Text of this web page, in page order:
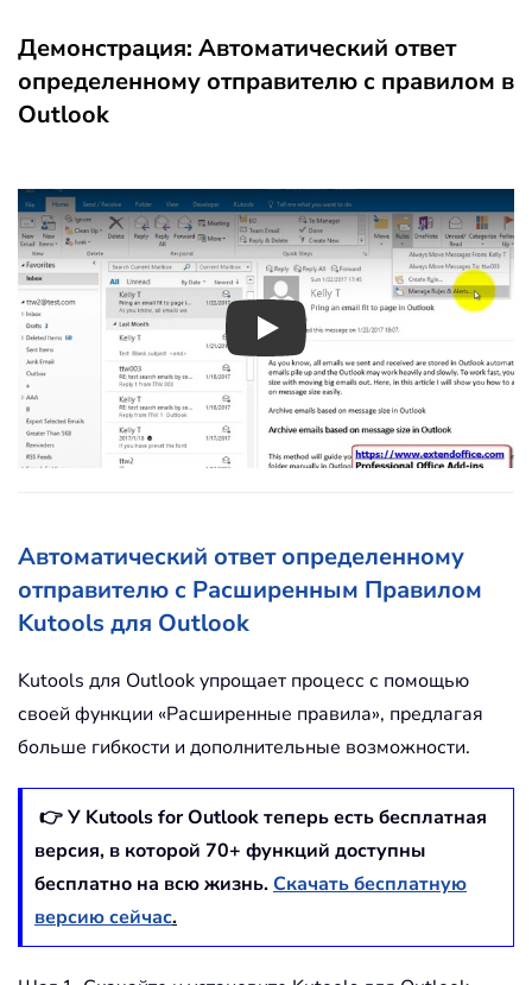
Демонстрация: Автоматический ответ
определенному отправителю с правилом в
Outlook
Play
Автоматический ответ определенному
отправителю с Расширенным Правилом
Kutools для Outlook
Kutools для Outlook упрощает процесс с помощью
своей функции «Расширенные правила», предлагая
больше гибкости и дополнительные возможности.
👉 У Kutools for Outlook теперь есть бесплатная
версия, в которой 70+ функций доступны
бесплатно на всю жизнь.Скачать бесплатную
версию сейчас.